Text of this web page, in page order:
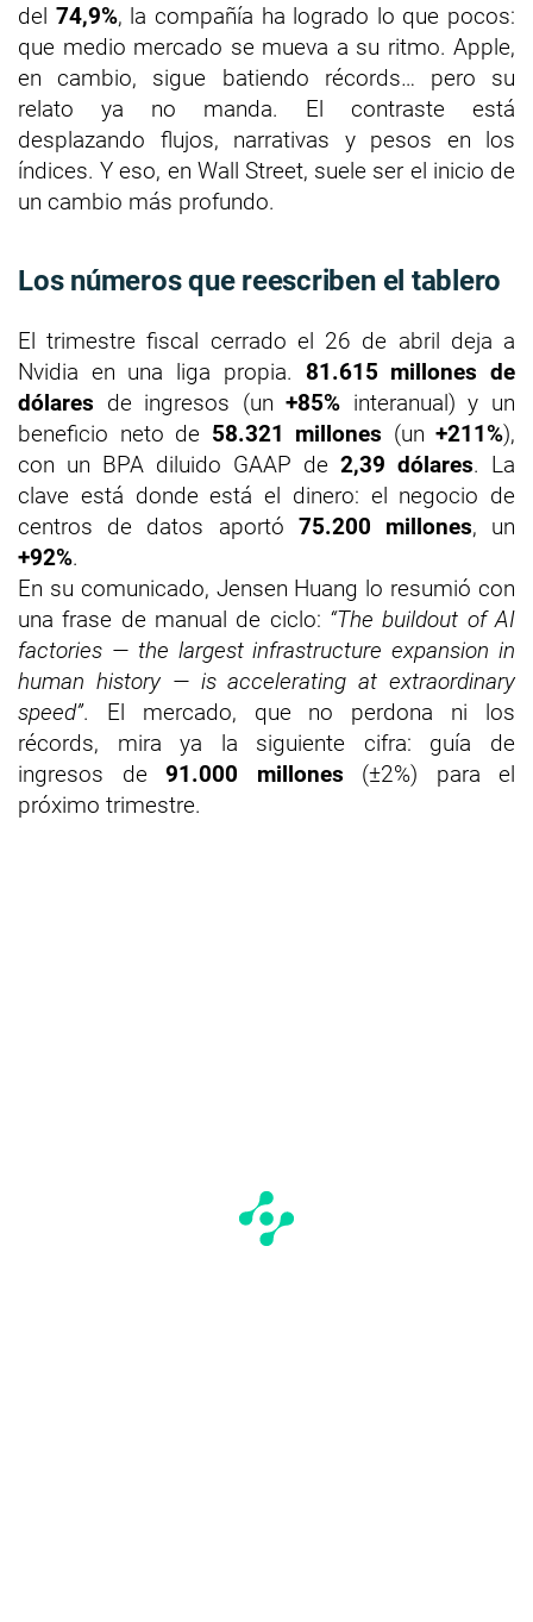
del 74,9%, la compañía ha logrado lo que pocos:
que medio mercado se mueva a su ritmo. Apple,
en cambio, sigue batiendo récords… pero su
relato ya no manda. El contraste está
desplazando flujos, narrativas y pesos en los
índices. Y eso, en Wall Street, suele ser el inicio de
un cambio más profundo.
Los números que reescriben el tablero
El trimestre fiscal cerrado el 26 de abril deja a
Nvidia en una liga propia. 81.615 millones de
dólares de ingresos (un+85% interanual) y un
beneficio neto de 58.321 millones (un +211%),
con un BPA diluido GAAP de 2,39 dólares. La
clave está donde está el dinero: el negocio de
centros de datos aportó 75.200 millones, un
+92%.
En su comunicado, Jensen Huang lo resumió con
una frase de manual de ciclo: “The buildout of AI
factories — the largest infrastructure expansion in
human history — is accelerating at extraordinary
speed”. El mercado, que no perdona ni los
récords, mira ya la siguiente cifra: guía de
ingresos de 91.000 millones (±2%) para el
próximo trimestre.